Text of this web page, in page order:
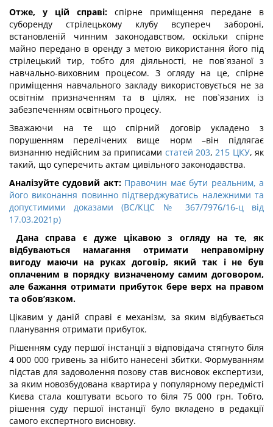
Отже, у цій справі: спірне приміщення передане в
суборенду стрілецькому клубу всупереч забороні,
встановленій чинним законодавством, оскільки спірне
майно передано в оренду з метою використання його під
стрілецький тир, тобто для діяльності, не пов`язаної з
навчально-виховним процесом. З огляду на це, спірне
приміщення навчального закладу використовується не за
освітнім призначенням та в цілях, не пов`язаних із
забезпеченням освітнього процесу.
Зважаючи на те що спірний договір укладено з
порушенням перелічених вище норм –він підлягає
визнанню недійсним за приписами статей 203,215 ЦКУ, як
такий, що суперечить актам цивільного законодавства.
Аналізуйте судовий акт: Правочин має бути реальним, а
його виконання повинно підтверджуватись належними та
допустимими доказами (ВС/КЦС № 367/7976/16-ц від
17.03.2021р)
Дана справа є дуже цікавою з огляду на те, як
відбуваються намагання отримати неправомірну
вигоду маючи на руках договір, який так і не був
оплаченим в порядку визначеному самим договором,
але бажання отримати прибуток бере верх на правом
та обов’язком.
Цікавим у даній справі є механізм, за яким відбувається
планування отримати прибуток.
Рішенням суду першої інстанції з відповідача стягнуто біля
4 000 000 гривень за нібито нанесені збитки. Формуванням
підстав для задоволення позову став висновок експертизи,
за яким новозбудована квартира у популярному передмісті
Києва стала коштувати всього то біля 75 000 грн. Тобто,
рішення суду першої інстанції було вкладено в редакції
самого експертного висновку.